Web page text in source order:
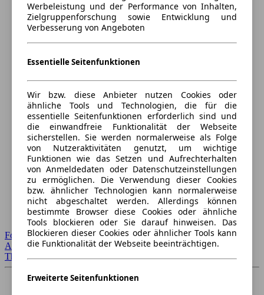
Forum Startseite
Alle Auto-Foren
Themen-Forum
Werbeleistung und der Performance von Inhalten,
Zielgruppenforschung sowie Entwicklung und
Verbesserung von Angeboten
Essentielle Seitenfunktionen
Wir bzw. diese Anbieter nutzen Cookies oder
ähnliche Tools und Technologien, die für die
essentielle Seitenfunktionen erforderlich sind und
die einwandfreie Funktionalität der Webseite
sicherstellen. Sie werden normalerweise als Folge
von Nutzeraktivitäten genutzt, um wichtige
Funktionen wie das Setzen und Aufrechterhalten
von Anmeldedaten oder Datenschutzeinstellungen
zu ermöglichen. Die Verwendung dieser Cookies
bzw. ähnlicher Technologien kann normalerweise
nicht abgeschaltet werden. Allerdings können
bestimmte Browser diese Cookies oder ähnliche
Tools blockieren oder Sie darauf hinweisen. Das
Blockieren dieser Cookies oder ähnlicher Tools kann
die Funktionalität der Webseite beeinträchtigen.
Erweiterte Seitenfunktionen